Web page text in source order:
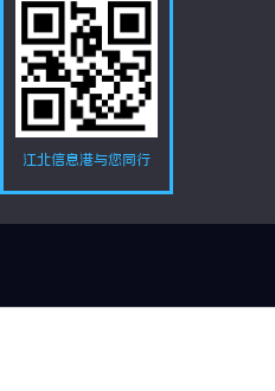
江北信息港与您同行